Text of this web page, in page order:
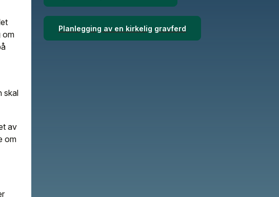
om
skal
av
om
Planlegging av en kirkelig gravferd